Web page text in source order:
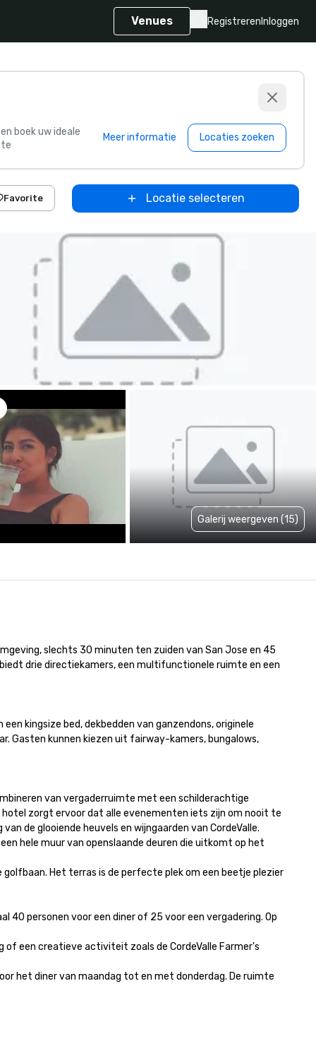
Venues Registreren Inloggen
boek uw ideale
Meer informatie Locaties zoeken
Favorite Locatie selecteren
Galerij weergeven (15)
slechts 30 minuten ten zuiden van San Jose en 45
drie directiekamers, een multifunctionele ruimte en een
kingsize bed, dekbedden van ganzendons, originele
Gasten kunnen kiezen uit fairway-kamers, bungalows,
van vergaderruimte met een schilderachtige
zorgt ervoor dat alle evenementen iets zijn om nooit te
de glooiende heuvels en wijngaarden van CordeValle.
hele muur van openslaande deuren die uitkomt op het
Het terras is de perfecte plek om een beetje plezier
40 personen voor een diner of 25 voor een vergadering. Op
of een creatieve activiteit zoals de CordeValle Farmer's
het diner van maandag tot en met donderdag. De ruimte